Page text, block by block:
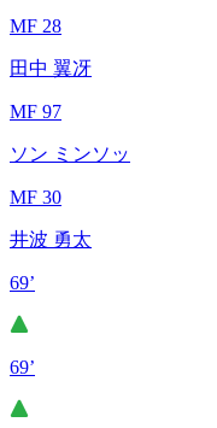
MF 28
田中 翼冴
MF 97
ソン ミンソッ
MF 30
井波 勇太
69’
69’